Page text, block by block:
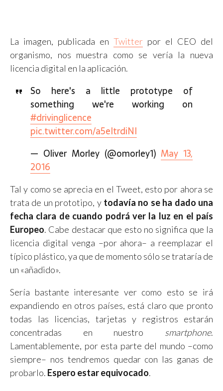
La imagen, publicada en Twitter por el CEO del
organismo, nos muestra como se vería la nueva
licencia digital en la aplicación.
So here's a little prototype of
something we're working on
#drivinglicence
pic.twitter.com/a5eItrdiNI
— Oliver Morley (@omorley1) May 13,
2016
Tal y como se aprecia en el Tweet, esto por ahora se
trata de un prototipo, y todavía no se ha dado una
fecha clara de cuando podrá ver la luz en el país
Europeo. Cabe destacar que esto no significa que la
licencia digital venga –por ahora– a reemplazar el
típico plástico, ya que de momento sólo se trataría de
un «añadido».
Sería bastante interesante ver como esto se irá
expandiendo en otros países, está claro que pronto
todas las licencias, tarjetas y registros estarán
concentradas en nuestro smartphone.
Lamentablemente, por esta parte del mundo –como
siempre– nos tendremos quedar con las ganas de
probarlo. Espero estar equivocado.